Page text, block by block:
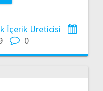
İçerik Üreticisi
0